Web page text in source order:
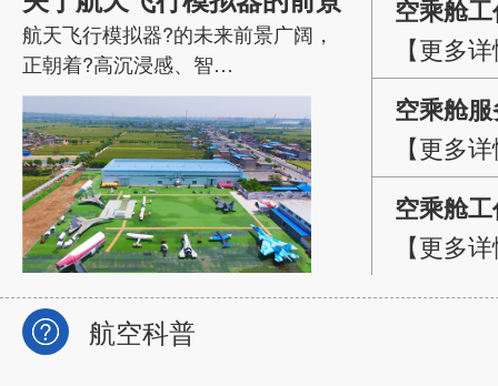
航天飞行模拟器?的未来前景广阔，
正朝着?高沉浸感、智…
空乘舱
【更多
空乘舱
因素分析
【更多
空乘舱
策略
【更多
航空科普